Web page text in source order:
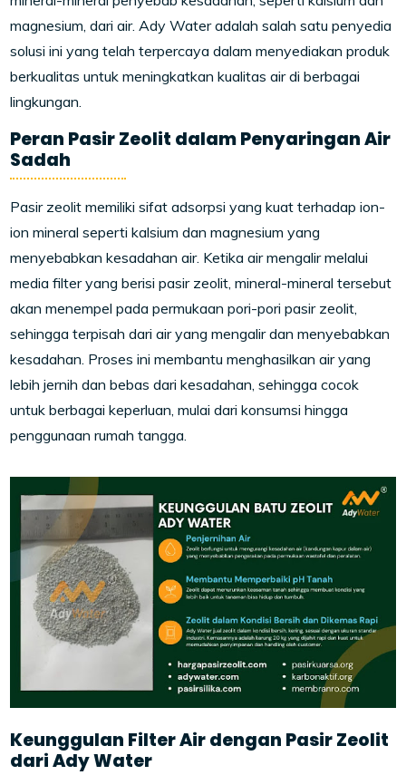
magnesium, dari air. Ady Water adalah salah satu penyedia
solusi ini yang telah terpercaya dalam menyediakan produk
berkualitas untuk meningkatkan kualitas air di berbagai
lingkungan.
Peran Pasir Zeolit dalam Penyaringan Air
Sadah
Pasir zeolit memiliki sifat adsorpsi yang kuat terhadap ion-
ion mineral seperti kalsium dan magnesium yang
menyebabkan kesadahan air. Ketika air mengalir melalui
media filter yang berisi pasir zeolit, mineral-mineral tersebut
akan menempel pada permukaan pori-pori pasir zeolit,
sehingga terpisah dari air yang mengalir dan menyebabkan
kesadahan. Proses ini membantu menghasilkan air yang
lebih jernih dan bebas dari kesadahan, sehingga cocok
untuk berbagai keperluan, mulai dari konsumsi hingga
penggunaan rumah tangga.
Keunggulan Filter Air dengan Pasir Zeolit
dari Ady Water